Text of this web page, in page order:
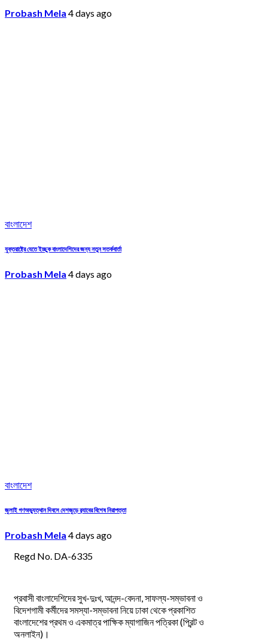
Probash Mela 4 days ago
বাংলাদেশ
যুক্তরাষ্ট্রে যেতে ইচ্ছুক বাংলাদেশিদের জন্য নতুন সতর্কবার্তা
Probash Mela 4 days ago
বাংলাদেশ
জুলাই গণঅভ্যুত্থান দিবসে দেশজুড়ে র‌্যাবের বিশেষ নিরাপত্তা
Probash Mela 4 days ago
Regd No. DA-6335
প্রবাসী বাংলাদেশিদের সুখ-দুঃখ, আনন্দ-বেদনা, সাফল্য-সম্ভাবনা ও
বিদেশগামী কর্মীদের সমস্যা-সম্ভাবনা নিয়ে ঢাকা থেকে প্রকাশিত
বাংলাদেশের প্রথম ও একমাত্র পাক্ষিক ম্যাগাজিন পত্রিকা (প্রিন্ট ও
অনলাইন)।